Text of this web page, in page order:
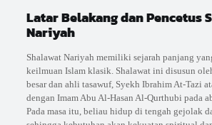
Latar Belakang dan Pencetus
Nariyah
Shalawat Nariyah memiliki sejarah panjang
keilmuan Islam klasik. Shalawat ini disusun
besar dan ahli tasawuf, Syekh Ibrahim At-Tazi
dengan Imam Abu Al-Hasan Al-Qurthubi pada
Pada masa itu, beliau hidup di tengah gejolak